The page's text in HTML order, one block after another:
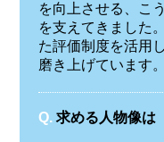
を向上させる、こ
を支えてきました
た評価制度を活用
磨き上げています。
Q. 求める人物像は